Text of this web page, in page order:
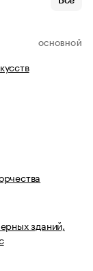
ОСНОВНОЙ
зданий,